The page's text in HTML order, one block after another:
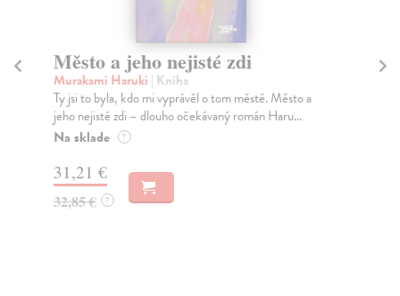
Město a jeho nejisté zdi
Murakami Haruki | Kniha
Ty jsi to byla, kdo mi vyprávěl o tom městě. Město a
jeho nejisté zdi – dlouho očekávaný román Haru...
Na sklade ?
31,21 €
32,85 € ?